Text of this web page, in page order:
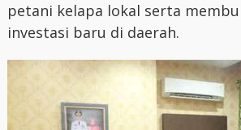
petani kelapa lokal serta
investasi baru di daerah.